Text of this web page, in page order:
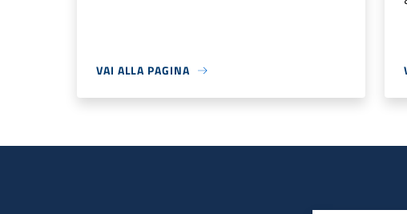
VAI ALLA PAGINA